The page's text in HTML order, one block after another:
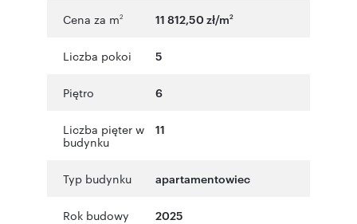
Cena za m2 11 812,50 zł/m2
Liczba pokoi 5
Piętro 6
Liczba pięter w
budynku
11
Typ budynku apartamentowiec
Rok budowy 2025